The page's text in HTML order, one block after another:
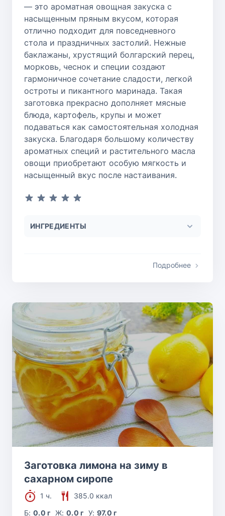
— это ароматная овощная закуска с
насыщенным пряным вкусом, которая
отлично подходит для повседневного
стола и праздничных застолий. Нежные
баклажаны, хрустящий болгарский перец,
морковь, чеснок и специи создают
гармоничное сочетание сладости, легкой
остроты и пикантного маринада. Такая
заготовка прекрасно дополняет мясные
блюда, картофель, крупы и может
подаваться как самостоятельная холодная
закуска. Благодаря большому количеству
ароматных специй и растительного масла
овощи приобретают особую мягкость и
насыщенный вкус после настаивания.
ИНГРЕДИЕНТЫ
Подробнее
Заготовка лимона на зиму в
сахарном сиропе
1 ч.
385.0 ккал
Б:0.0 г Ж: 0.0 г У: 97.0 г